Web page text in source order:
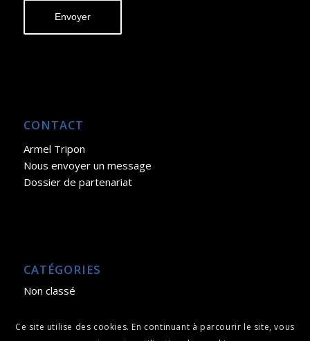
CONTACT
Armel Tripon
Nous envoyer un message
Dossier de partenariat
CATÉGORIES
Non classé
Ce site utilise des cookies. En continuant à parcourir le site, vous